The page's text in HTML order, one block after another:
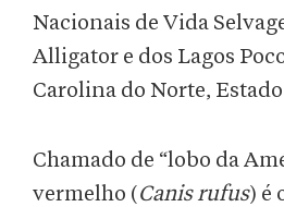
Nacionais de Vida
Alligator e dos Lagos
Carolina do Norte,
Chamado de “lobo da
vermelho (Canis rufus) é